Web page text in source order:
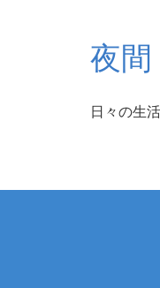
夜
日々の生